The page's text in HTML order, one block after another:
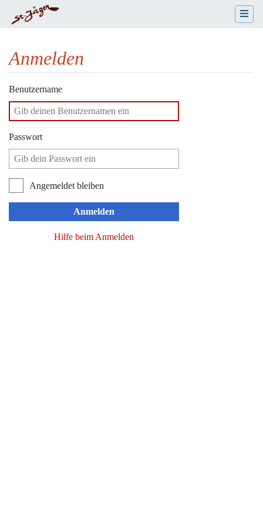
Anmelden
Wechseln zu:Navigation
Benutzername
Passwort
Angemeldet bleiben
Anmelden
Hilfe beim Anmelden